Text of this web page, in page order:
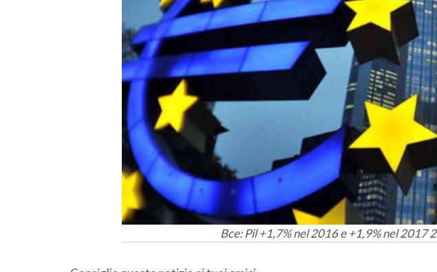
Bce: Pil +1,7% nel 2016 e +1,9% nel 2017 2